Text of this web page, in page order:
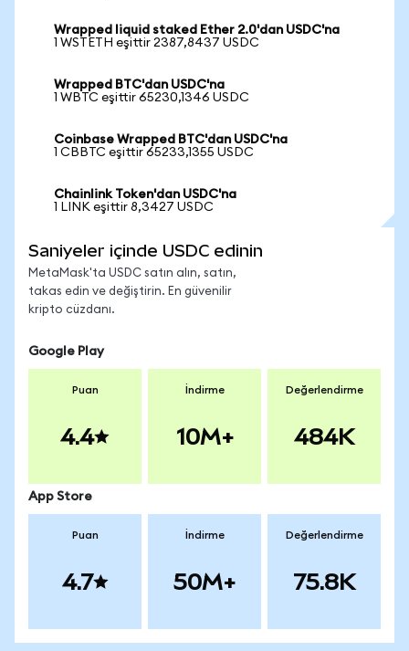
Wrapped liquid staked Ether 2.0'dan USDC'na
1 WSTETH eşittir 2387,8437 USDC
Wrapped BTC'dan USDC'na
1 WBTC eşittir 65230,1346 USDC
Coinbase Wrapped BTC'dan USDC'na
1 CBBTC eşittir 65233,1355 USDC
Chainlink Token'dan USDC'na
1 LINK eşittir 8,3427 USDC
Saniyeler içinde USDC edinin
MetaMask'ta USDC satın alın, satın,
takas edin ve değiştirin. En güvenilir
kripto cüzdanı.
Google Play
Puan
4.4
İndirme
10M+
Değerlendirme
484K
App Store
Puan
4.7
İndirme
50M+
Değerlendirme
75.8K